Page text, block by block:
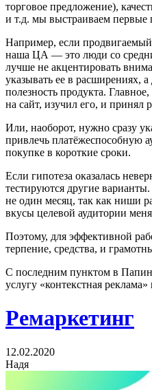
торговое предложение),
и т.д. мы выстраиваем первые
Например, если
наша ЦА — это люди со
лучше не акцентировать
указывать ее в расширениях, а
полезность продукта.
на сайт, изучил его, и принял
Или, наоборот, нужно сразу
привлечь платёжеспособную
покупке в короткие сроки.
Если гипотеза оказалась
тестируются другие
не один месяц, так как ниши
вкусы целевой аудитории
Поэтому, для эффективной
терпение, средства, и
С последним пунктом в Папин
услугу «контекстная
Ремаркетинг
12.02.2020
Надя